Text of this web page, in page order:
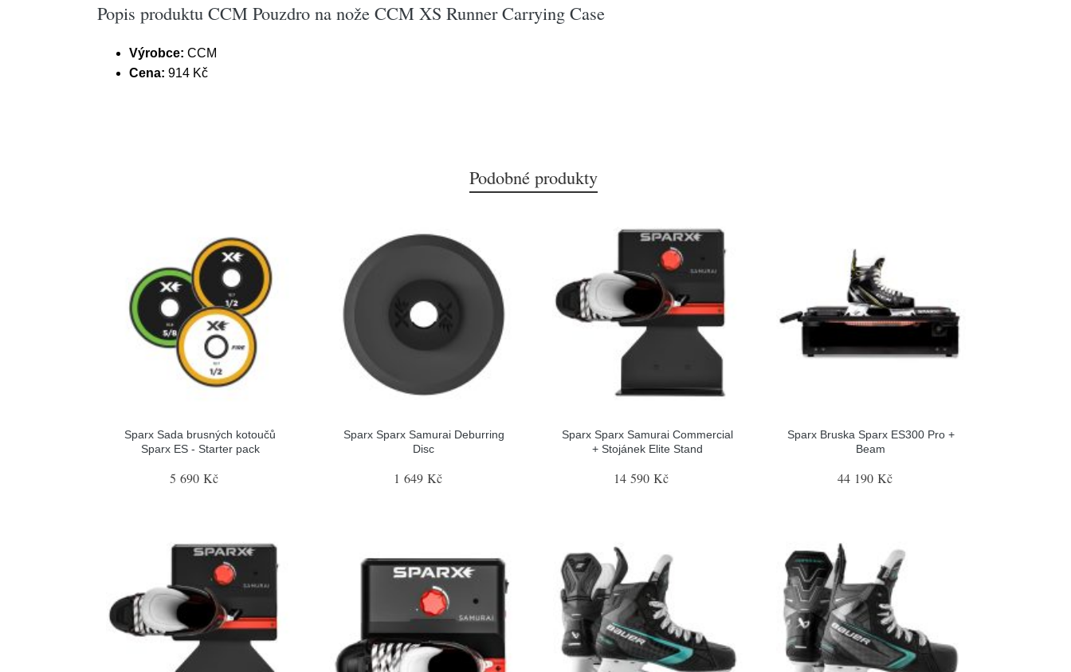
Popis produktu CCM Pouzdro na nože CCM XS Runner Carrying Case
Výrobce: CCM
Cena: 914 Kč
Podobné produkty
Sparx Sada brusných kotoučů
Sparx ES - Starter pack
5 690 Kč
Sparx Sparx Samurai Deburring
Disc
1 649 Kč
Sparx Sparx Samurai Commercial
+ Stojánek Elite Stand
14 590 Kč
Sparx Bruska Sparx ES300 Pro +
Beam
44 190 Kč